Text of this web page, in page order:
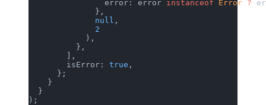
                error: error
instanceof Error ?
              },
              null
              2
            ),
          },
        ],
        isError:
true
      };
    }
  }
);